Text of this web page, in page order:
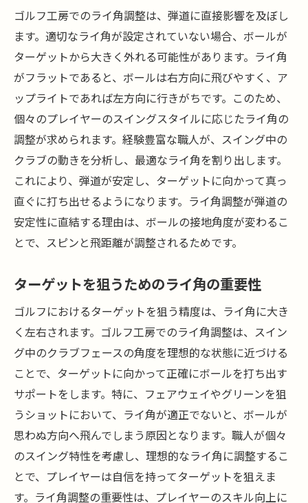
ライ角調整とスコア改善の関係
正しいライ角でスコアを伸ばす
ライ角調整でスコアアップを実現
ライ角調整がもたらすスコアの安定
なぜゴルフ工房のライ角調整が重要なのか
プロが教えるライ角調整の必要性
スイングスタイルに合ったライ角とは
ライ角調整がもたらすゲームの変化
ライ角調整がゴルファーに与える効果
ライ角調整で得られる長期的なメリット
ゴルフ工房でのライ角調整の利点
響
パフォーマンス向上に必要なライ角調整
ライ角調整がスイングに与える影響
ライ角調整がもたらすパフォーマンスの向
上
ゴルフパフォーマンスを最大化するライ角
ライ角調整の効果的な活用法
ライ角調整でパフォーマンスを引き出す
ゴルフ工房で知るべきライ角調整のメリット
ライ角調整の基本とそのメリット
ゴルフ工房でのライ角調整は、弾道に直接影響を及ぼし
ます。適切なライ角が設定されていない場合、ボールが
ターゲットから大きく外れる可能性があります。ライ角
がフラットであると、ボールは右方向に飛びやすく、ア
ップライトであれば左方向に行きがちです。このため、
個々のプレイヤーのスイングスタイルに応じたライ角の
調整が求められます。経験豊富な職人が、スイング中の
クラブの動きを分析し、最適なライ角を割り出します。
これにより、弾道が安定し、ターゲットに向かって真っ
直ぐに打ち出せるようになります。ライ角調整が弾道の
安定性に直結する理由は、ボールの接地角度が変わるこ
とで、スピンと飛距離が調整されるためです。
ターゲットを狙うためのライ角の重要性
ゴルフにおけるターゲットを狙う精度は、ライ角に大き
く左右されます。ゴルフ工房でのライ角調整は、スイン
グ中のクラブフェースの角度を理想的な状態に近づける
ことで、ターゲットに向かって正確にボールを打ち出す
サポートをします。特に、フェアウェイやグリーンを狙
うショットにおいて、ライ角が適正でないと、ボールが
思わぬ方向へ飛んでしまう原因となります。職人が個々
のスイング特性を考慮し、理想的なライ角に調整するこ
とで、プレイヤーは自信を持ってターゲットを狙えま
す。ライ角調整の重要性は、プレイヤーのスキル向上に